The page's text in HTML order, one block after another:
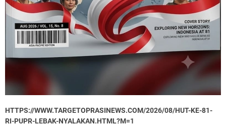
HTTPS://WWW.TARGETOPRASINEWS.COM/2026/08/HUT-KE-81-
RI-PUPR-LEBAK-NYALAKAN.HTML?M=1